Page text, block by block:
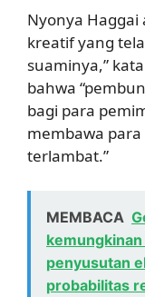
Nyonya Haggai
kreatif yang
suaminya,”
bahwa
bagi para
membawa
terlambat.”
MEMBACA
penyusutan
probabilitas